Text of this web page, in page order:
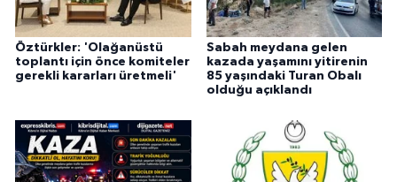
Öztürkler: 'Olağanüstü
toplantı için önce komiteler
gerekli kararları üretmeli'
Sabah meydana gelen
kazada yaşamını yitirenin
85 yaşındaki Turan Obalı
olduğu açıklandı